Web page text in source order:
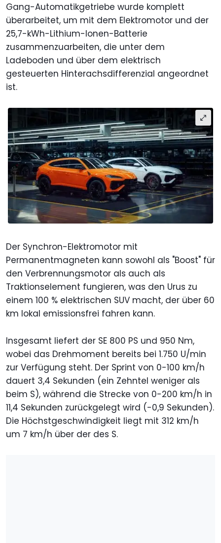
Gang-Automatikgetriebe wurde komplett
überarbeitet, um mit dem Elektromotor und der
25,7-kWh-Lithium-Ionen-Batterie
zusammenzuarbeiten, die unter dem
Ladeboden und über dem elektrisch
gesteuerten Hinterachsdifferenzial angeordnet
ist.
Der Synchron-Elektromotor mit
Permanentmagneten kann sowohl als "Boost" für
den Verbrennungsmotor als auch als
Traktionselement fungieren, was den Urus zu
einem 100 % elektrischen SUV macht, der über 60
km lokal emissionsfrei fahren kann.
Insgesamt liefert der SE 800 PS und 950 Nm,
wobei das Drehmoment bereits bei 1.750 U/min
zur Verfügung steht. Der Sprint von 0-100 km/h
dauert 3,4 Sekunden (ein Zehntel weniger als
beim S), während die Strecke von 0-200 km/h in
11,4 Sekunden zurückgelegt wird (-0,9 Sekunden).
Die Höchstgeschwindigkeit liegt mit 312 km/h
um 7 km/h über der des S.